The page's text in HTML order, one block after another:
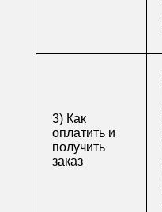
3) Как
оплатить и
получить
заказ